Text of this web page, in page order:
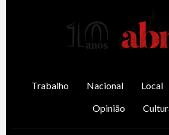
Trabalho Nacional Local
Opinião